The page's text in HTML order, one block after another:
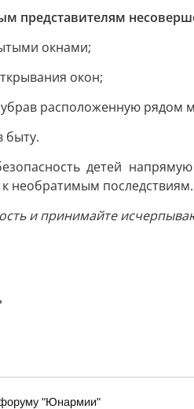
представителям
окнами;
окон;
расположенную рядом
быту.
детей
необратимым последствиям.
и принимайте
форуму "Юнармии"